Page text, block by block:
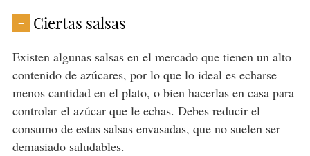
+ Ciertas salsas
Existen algunas salsas en el mercado que tienen un alto
contenido de azúcares, por lo que lo ideal es echarse
menos cantidad en el plato, o bien hacerlas en casa para
controlar el azúcar que le echas. Debes reducir el
consumo de estas salsas envasadas, que no suelen ser
demasiado saludables.